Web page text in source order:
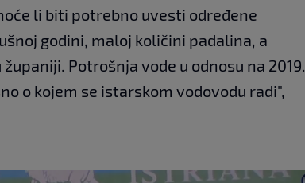
li biti potrebno uvesti određene
godini, maloj količini padalina, a
Potrošnja vode u odnosu na 2019.
o kojem se istarskom vodovodu radi",